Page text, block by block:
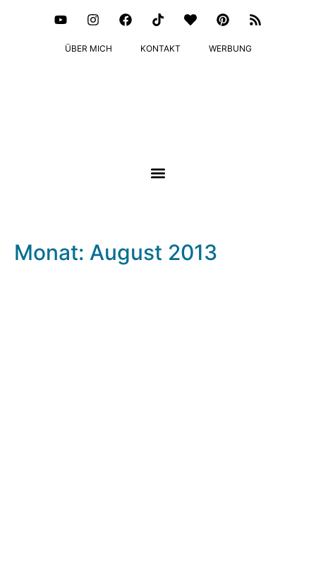
ÜBER MICH KONTAKT WERBUNG
Monat: August 2013